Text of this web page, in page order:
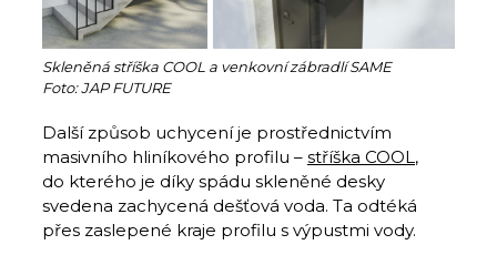
Skleněná stříška COOL a venkovní zábradlí SAME
Foto: JAP FUTURE
Další způsob uchycení je prostřednictvím
masivního hliníkového profilu – stříška COOL,
do kterého je díky spádu skleněné desky
svedena zachycená dešťová voda. Ta odtéká
přes zaslepené kraje profilu s výpustmi vody.